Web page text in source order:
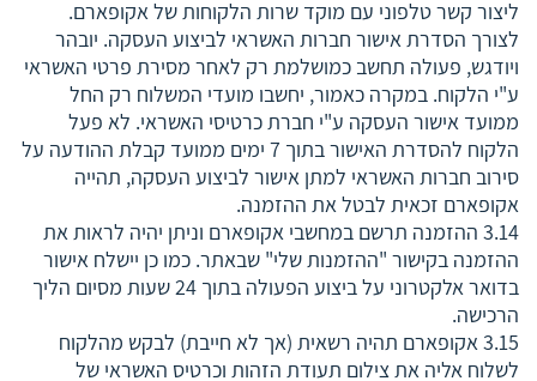
ליצור קשר טלפוני עם מוקד שרות הלקוחות של אקופארם.
לצורך הסדרת אישור חברות האשראי לביצוע העסקה. יובהר
ויודגש, פעולה תחשב כמושלמת רק לאחר מסירת פרטי האשראי
ע"י הלקוח. במקרה כאמור, יחשבו מועדי המשלוח רק החל
ממועד אישור העסקה ע"י חברת כרטיסי האשראי. לא פעל
הלקוח להסדרת האישור בתוך 7 ימים ממועד קבלת ההודעה על
סירוב חברות האשראי למתן אישור לביצוע העסקה, תהייה
אקופארם זכאית לבטל את ההזמנה.
3.14 ההזמנה תרשם במחשבי אקופארם וניתן יהיה לראות את
ההזמנה בקישור "ההזמנות שלי" שבאתר. כמו כן יישלח אישור
בדואר אלקטרוני על ביצוע הפעולה בתוך 24 שעות מסיום הליך
הרכישה.
3.15 אקופארם תהיה רשאית (אך לא חייבת) לבקש מהלקוח
לשלוח אליה את צילום תעודת הזהות וכרטיס האשראי של